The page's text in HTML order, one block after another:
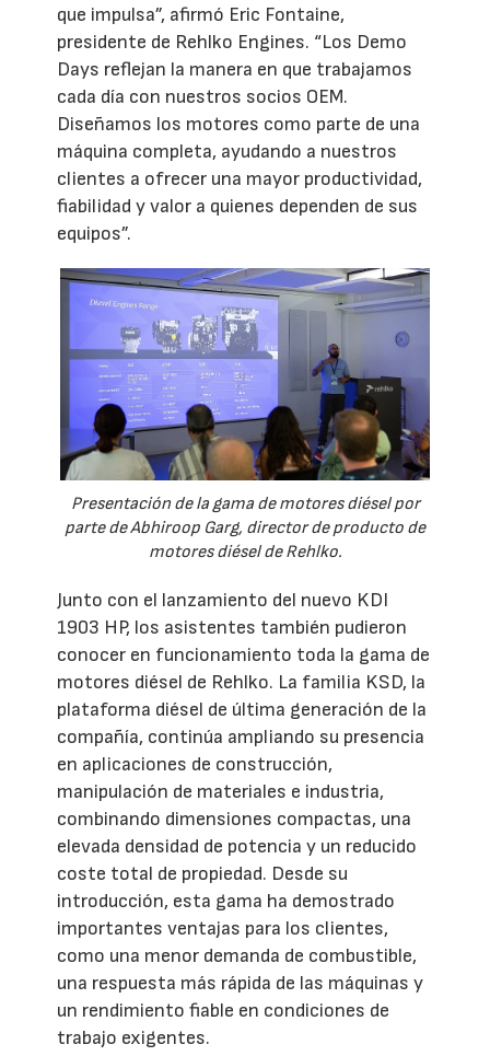
que impulsa”, afirmó Eric Fontaine,
presidente de Rehlko Engines. “Los Demo
Days reflejan la manera en que trabajamos
cada día con nuestros socios OEM.
Diseñamos los motores como parte de una
máquina completa, ayudando a nuestros
clientes a ofrecer una mayor productividad,
fiabilidad y valor a quienes dependen de sus
equipos”.
Presentación de la gama de motores diésel por
parte de Abhiroop Garg, director de producto de
motores diésel de Rehlko.
Junto con el lanzamiento del nuevo KDI
1903 HP, los asistentes también pudieron
conocer en funcionamiento toda la gama de
motores diésel de Rehlko. La familia KSD, la
plataforma diésel de última generación de la
compañía, continúa ampliando su presencia
en aplicaciones de construcción,
manipulación de materiales e industria,
combinando dimensiones compactas, una
elevada densidad de potencia y un reducido
coste total de propiedad. Desde su
introducción, esta gama ha demostrado
importantes ventajas para los clientes,
como una menor demanda de combustible,
una respuesta más rápida de las máquinas y
un rendimiento fiable en condiciones de
trabajo exigentes.